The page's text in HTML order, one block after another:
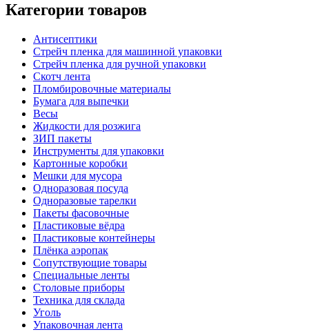
Категории товаров
Антисептики
Стрейч пленка для машинной упаковки
Стрейч пленка для ручной упаковки
Скотч лента
Пломбировочные материалы
Бумага для выпечки
Весы
Жидкости для розжига
ЗИП пакеты
Инструменты для упаковки
Картонные коробки
Мешки для мусора
Одноразовая посуда
Одноразовые тарелки
Пакеты фасовочные
Пластиковые вёдра
Пластиковые контейнеры
Плёнка аэропак
Сопутствующие товары
Специальные ленты
Столовые приборы
Техника для склада
Уголь
Упаковочная лента